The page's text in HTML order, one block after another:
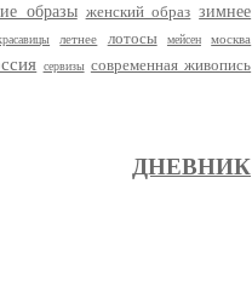
образы женский образ зимнее
летнее лотосы мейсен москва
сервизы современная живопись
ДНЕВНИК